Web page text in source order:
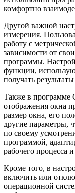
комфортно
Другой важной
измерения.
работу с
зависимости от
программы.
функции,
получать
Также в программе
отображения окна
размер окна, его
другие параметры,
по своему
программой,
рабочего процесса
Кроме того, в
включить или
операционной